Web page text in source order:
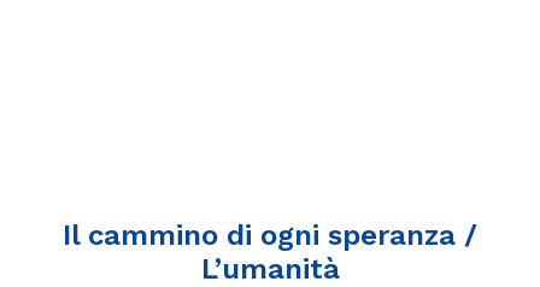
Il cammino di ogni speranza /
L’umanità